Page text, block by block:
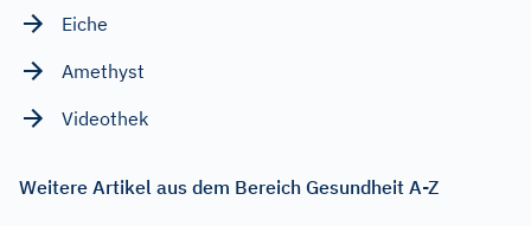
Eiche
Amethyst
Videothek
Weitere Artikel aus dem Bereich Gesundheit A-Z